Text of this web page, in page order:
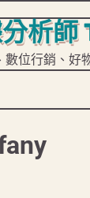
析
數位行銷、好